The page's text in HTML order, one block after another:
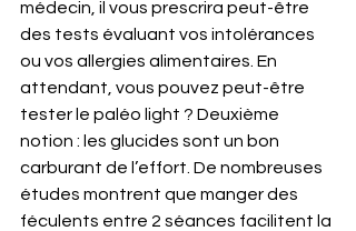
médecin, il vous prescrira peut-être
des tests évaluant vos intolérances
ou vos allergies alimentaires. En
attendant, vous pouvez peut-être
tester le paléo light ? Deuxième
notion : les glucides sont un bon
carburant de l’effort. De nombreuses
études montrent que manger des
féculents entre 2 séances facilitent la